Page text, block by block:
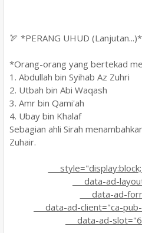
🏹 *PERANG UHUD (Lanjutan...)*
*Orang-orang yang bertekad
1. Abdullah bin Syihab Az Zuhri
2. Utbah bin Abi Waqash
3. Amr bin Qami'ah
4. Ubay bin Khalaf
Sebagian ahli Sirah
Zuhair.
data-ad-
data-ad-
data-ad-client="ca-
data-ad-